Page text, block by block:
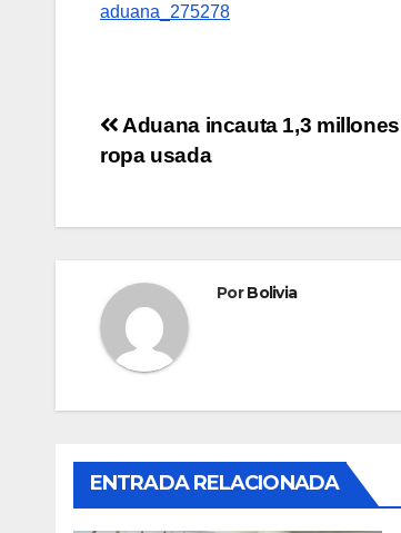
aduana_275278
Aduana incauta 1,3
ropa usada
PorBolivia
ENTRADA RELACIONADA